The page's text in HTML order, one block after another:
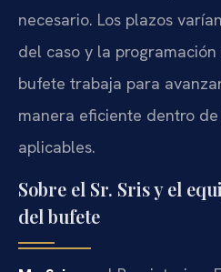
necesario. Los plazos
del caso y la
bufete trabaja para
manera eficiente dentro
aplicables.
Sobre el Sr. Sris y el
del bufete